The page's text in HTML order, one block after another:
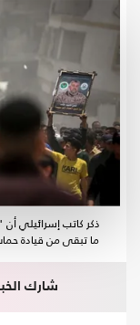
ذكر كاتب إسرائيلي
ما تبقى من قيادة
شارك